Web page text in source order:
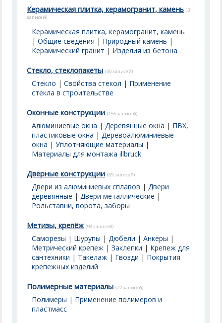
Керамическая плитка, керамогранит, камень (31
записей)
Керамическая плитка, керамогранит, камень
| Общие сведения | Природный камень |
Керамический гранит | Изделия из бетона
Стекло, стеклопакеты (30 записей)
Стекло |Свойства стекол | Применение
стекла в строительстве
Оконные конструкции (155 записей)
Алюминиевые окна |Деревянные окна | ПВХ,
пластиковые окна |Деревоалюминиевые
окна |Уплотняющие материалы |
Материалы для монтажа illbruck
Дверные конструкции (89 записей)
Двери из алюминиевых сплавов |Двери
деревянные |Двери металлические |
Рольставни, ворота, заборы
Метизы, крепёж (98 записей)
Саморезы | Шурупы |Дюбели |Анкеры |
Метрический крепеж |Заклепки | Крепеж для
сантехники | Такелаж | Гвозди | Покрытия
крепежных изделий
Полимерные материалы (22 записей)
Полимеры | Применение полимеров и
пластмасс